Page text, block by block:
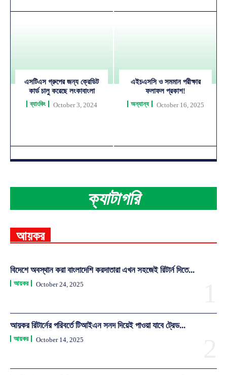
এসটিএস গ্রুপের জন্য ক্রেডিট
কার্ড চালু করেছে লংকাবাংলা
ব্যাংকিং October 3, 2024
এইচএসসি ও সমমান পরীক্ষার
ফলাফল প্রকাশ!
অন্যান্য October 16, 2025
ক্যাটাগরি
আয়কর
বিদেশে অবস্থান করা বাংলাদেশি করদাতারা এখন সহজেই রিটার্ন দিতে...
আয়কর October 24, 2025
আয়কর রিটার্নের পরিবর্তে টিআইএন সনদ দিয়েই পাওয়া যাবে ট্রেড...
আয়কর October 14, 2025